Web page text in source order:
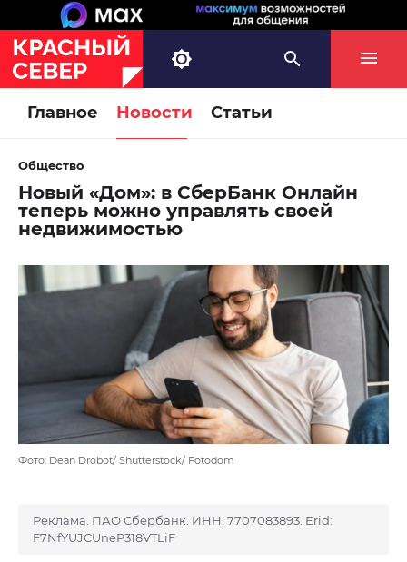
Главное Новости Статьи
Общество
Новый «Дом»: в СберБанк Онлайн
теперь можно управлять своей
недвижимостью
Фото: Dean Drobot/ Shutterstock/ Fotodom
Реклама. ПАО Сбербанк. ИНН: 7707083893. Erid:
F7NfYUJCUneP318VTLiF